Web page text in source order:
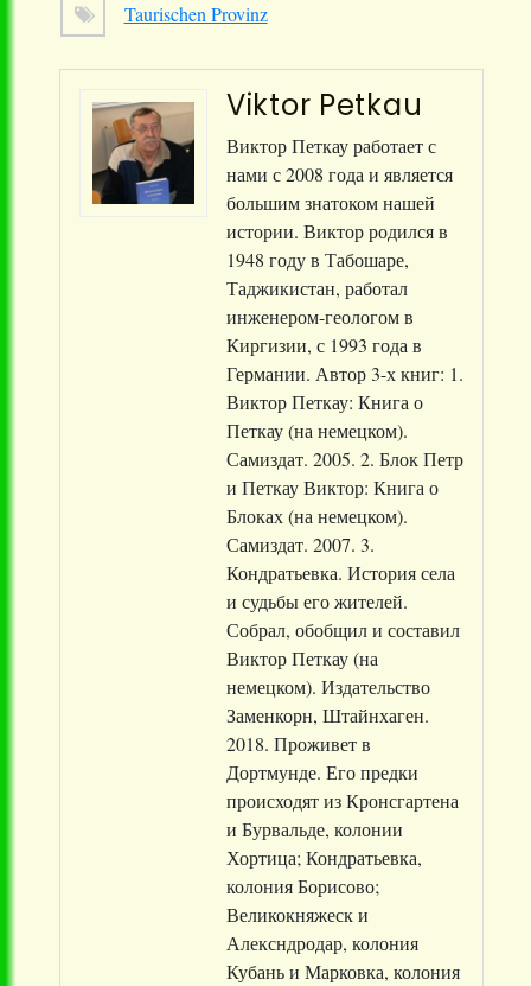
Taurischen Provinz
Viktor Petkau
Виктор Петкау работает с
нами с 2008 года и является
большим знатоком нашей
истории. Виктор родился в
1948 году в Табошаре,
Таджикистан, работал
инженером-геологом в
Киргизии, с 1993 года в
Германии. Автор 3-х книг: 1.
Виктор Петкау: Книга о
Петкау (на немецком).
Самиздат. 2005. 2. Блок Петр
и Петкау Виктор: Книга о
Блоках (на немецком).
Самиздат. 2007. 3.
Кондратьевка. История села
и судьбы его жителей.
Собрал, обобщил и составил
Виктор Петкау (на
немецком). Издательство
Заменкорн, Штайнхаген.
2018. Проживет в
Дортмунде. Его предки
происходят из Кронсгартена
и Бурвальде, колонии
Хортица; Кондратьевка,
колония Борисово;
Великокняжеск и
Алексндродар, колония
Кубань и Марковка, колония